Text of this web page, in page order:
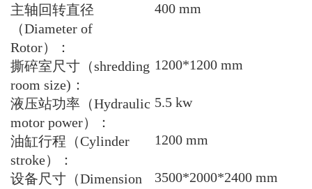
主轴回转直径
（Diameter of
Rotor）：
400 mm
撕碎室尺寸（shredding
room size) ：
1200*1200 mm
液压站功率（Hydraulic
motor power）：
5.5 kw
油缸行程（Cylinder
stroke）：
1200 mm
设备尺寸（Dimension
3500*2000*2400 mm